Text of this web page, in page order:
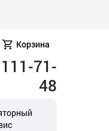
Корзина
71-
48